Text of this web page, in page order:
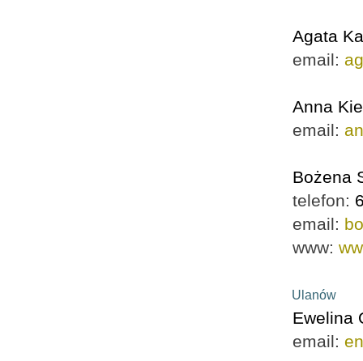
Agata
email:
Anna
email:
Bożena
telefon:
email:
www:
Ulanów
Ewelina
email: